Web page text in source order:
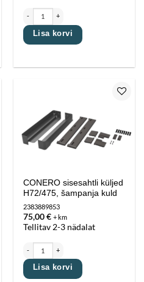
Lisa korvi
lemmikutesse
CONERO sisesahtli küljed
H72/475, šampanja kuld
2383889853
75,00€ + km
Tellitav 2-3 nädalat
Lisa korvi